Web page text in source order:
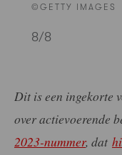
©GETTY IMAGES
8/8
Dit is een ingekorte
over actievoerende
2023-nummer, dat